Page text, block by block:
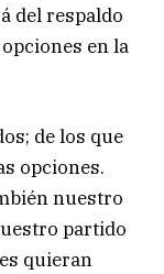
del respaldo
en la
de los que
opciones.
nuestro
partido
quieran